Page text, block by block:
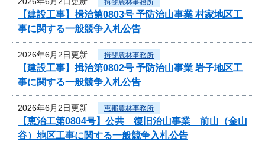
揖斐農林事務所
【建設工事】揖治第0803号 予防治山事業 村家地区工
事に関する一般競争入札公告
2026年6月2日更新 揖斐農林事務所
【建設工事】揖治第0802号 予防治山事業 岩子地区工
事に関する一般競争入札公告
2026年6月2日更新 恵那農林事務所
【恵治工第0804号】公共 復旧治山事業 前山（金山
谷）地区工事に関する一般競争入札公告